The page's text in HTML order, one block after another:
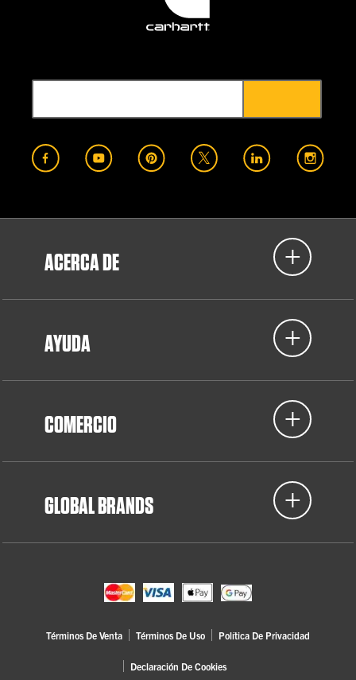
ACERCA DE
AYUDA
COMERCIO
GLOBAL BRANDS
Términos De Venta Términos De Uso Política De Privacidad
Declaración De Cookies